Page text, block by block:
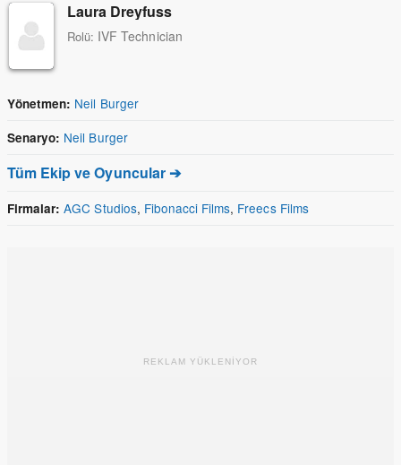
Laura Dreyfuss
Rolü: IVF Technician
Yönetmen: Neil Burger
Senaryo: Neil Burger
Tüm Ekip ve Oyuncular ➔
Firmalar: AGC Studios, Fibonacci Films, Freecs Films
REKLAM YÜKLENİYOR